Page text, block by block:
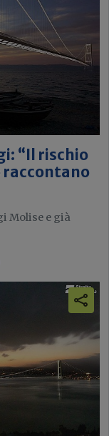
“Il rischio
raccontano
Molise e già